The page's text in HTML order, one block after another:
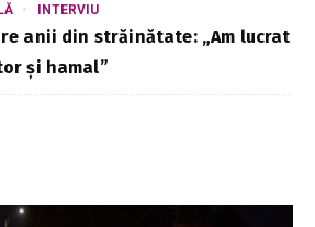
INTERVIU
anii din străinătate: „Am lucrat
și hamal”